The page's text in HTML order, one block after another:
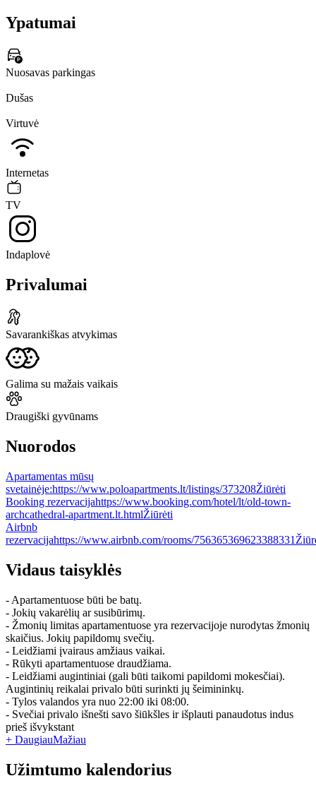
Ypatumai
Nuosavas parkingas
Dušas
Virtuvė
Internetas
TV
Indaplovė
Privalumai
Savarankiškas atvykimas
Galima su mažais vaikais
Draugiški gyvūnams
Nuorodos
Apartamentas mūsų
svetainėje:https://www.poloapartments.lt/listings/373208Žiūrėti
Booking rezervacijahttps://www.booking.com/hotel/lt/old-town-
archcathedral-apartment.lt.htmlŽiūrėti
Airbnb
rezervacijahttps://www.airbnb.com/rooms/756365369623388331
Vidaus taisyklės
- Apartamentuose būti be batų.
- Jokių vakarėlių ar susibūrimų.
- Žmonių limitas apartamentuose yra rezervacijoje nurodytas žmonių
skaičius. Jokių papildomų svečių.
- Leidžiami įvairaus amžiaus vaikai.
- Rūkyti apartamentuose draudžiama.
- Leidžiami augintiniai (gali būti taikomi papildomi mokesčiai).
Augintinių reikalai privalo būti surinkti jų šeimininkų.
- Tylos valandos yra nuo 22:00 iki 08:00.
- Svečiai privalo išnešti savo šiūkšles ir išplauti panaudotus indus
prieš išvykstant
+ DaugiauMažiau
Užimtumo kalendorius